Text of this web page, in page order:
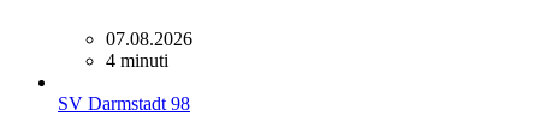
07.08.2026
4 minuti
SV Darmstadt 98